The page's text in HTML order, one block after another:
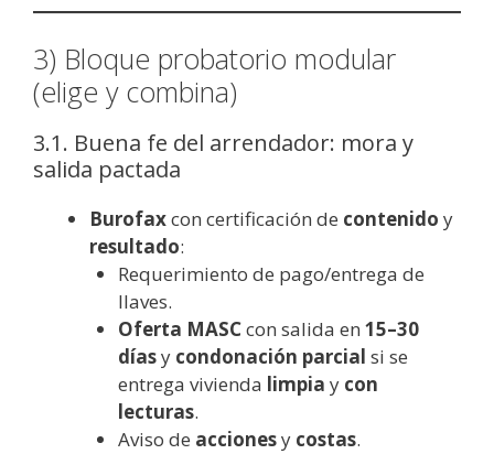
3) Bloque probatorio modular
(elige y combina)
3.1. Buena fe del arrendador: mora y
salida pactada
Burofaxcon certificación de contenido y
resultado:
Requerimiento de pago/entrega de
llaves.
Oferta MASCcon salida en 15–30
díasy condonación parcial si se
entrega vivienda limpia y con
lecturas.
Aviso de accionesy costas.